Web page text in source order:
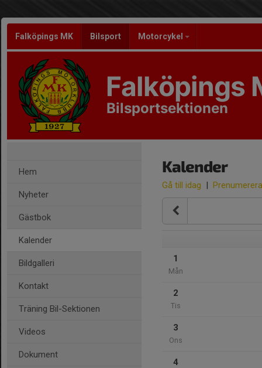
Falköpings MK Bilsport Motorcykel
Falköpings
Bilsportsektionen
Hem
Nyheter
Gästbok
Kalender
Bildgalleri
Kontakt
Träning Bil-Sektionen
Videos
Dokument
Kalender
Gå till idag | Prenumerera
1
Mån
2
Tis
3
Ons
4